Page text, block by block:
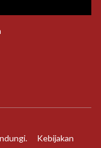
Kebijakan